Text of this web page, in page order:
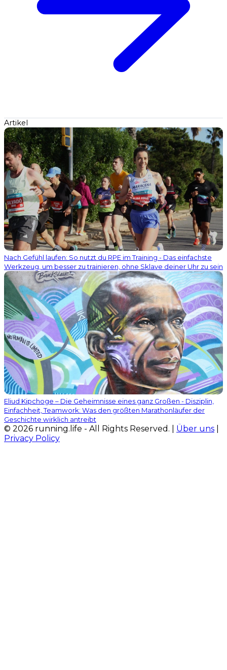
Artikel
Nach Gefühl laufen: So nutzt du RPE im Training - Das einfachste
Werkzeug, um besser zu trainieren, ohne Sklave deiner Uhr zu sein
Eliud Kipchoge – Die Geheimnisse eines ganz Großen - Disziplin,
Einfachheit, Teamwork: Was den größten Marathonläufer der
Geschichte wirklich antreibt
© 2026 running.life - All Rights Reserved. | Über uns
Privacy Policy